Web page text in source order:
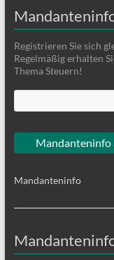
Registrieren Sie sich
Regelmäßig erhalten
Thema Steuern!
Mandanteninfo